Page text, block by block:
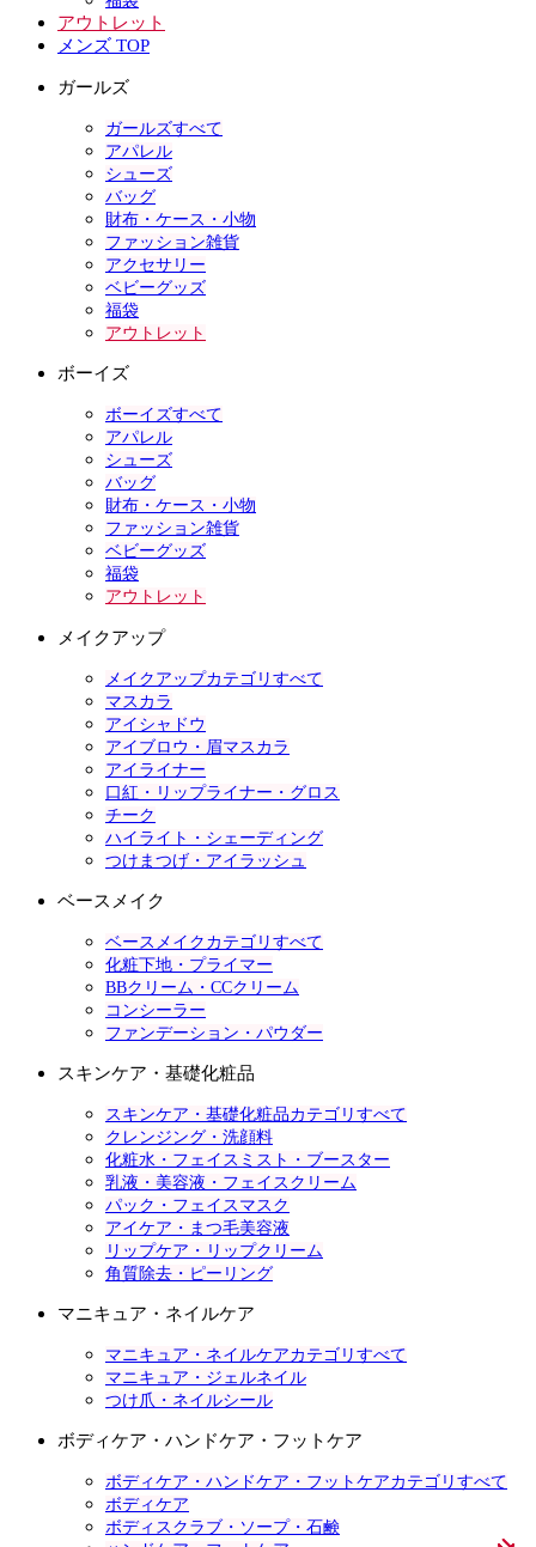
アウトレット
メンズ TOP
ガールズ
ガールズすべて
アパレル
シューズ
バッグ
財布・ケース・小物
ファッション雑貨
アクセサリー
ベビーグッズ
福袋
アウトレット
ボーイズ
ボーイズすべて
アパレル
シューズ
バッグ
財布・ケース・小物
ファッション雑貨
ベビーグッズ
福袋
アウトレット
メイクアップ
メイクアップカテゴリすべて
マスカラ
アイシャドウ
アイブロウ・眉マスカラ
アイライナー
口紅・リップライナー・グロス
チーク
ハイライト・シェーディング
つけまつげ・アイラッシュ
ベースメイク
ベースメイクカテゴリすべて
化粧下地・プライマー
BBクリーム・CCクリーム
コンシーラー
ファンデーション・パウダー
スキンケア・基礎化粧品
スキンケア・基礎化粧品カテゴリすべて
クレンジング・洗顔料
化粧水・フェイスミスト・ブースター
乳液・美容液・フェイスクリーム
パック・フェイスマスク
アイケア・まつ毛美容液
リップケア・リップクリーム
角質除去・ピーリング
マニキュア・ネイルケア
マニキュア・ネイルケアカテゴリすべて
マニキュア・ジェルネイル
つけ爪・ネイルシール
ボディケア・ハンドケア・フットケア
ボディケア・ハンドケア・フットケアカテゴリすべて
ボディケア
ボディスクラブ・ソープ・石鹸